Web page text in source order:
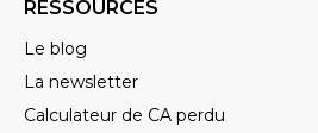
RESSOURCES
Le blog
La newsletter
Calculateur de CA perdu